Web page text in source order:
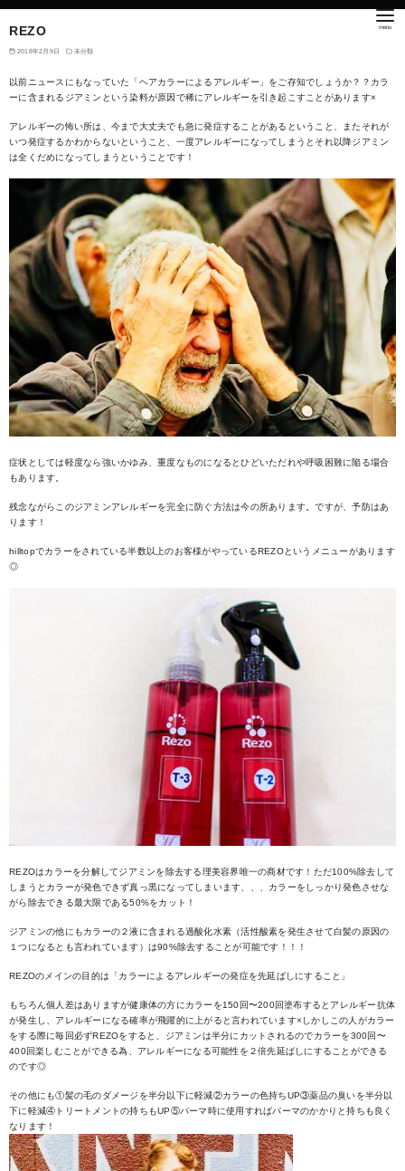
REZO
2018年2月9日 未分類
以前ニュースにもなっていた「ヘアカラーによるアレルギー」をご存知でしょうか？？カラ
ーに含まれるジアミンという染料が原因で稀にアレルギーを引き起こすことがあります×
アレルギーの怖い所は、今まで大丈夫でも急に発症することがあるということ、またそれが
いつ発症するかわからないということ、一度アレルギーになってしまうとそれ以降ジアミン
は全くだめになってしまうということです！
症状としては軽度なら強いかゆみ、重度なものになるとひどいただれや呼吸困難に陥る場合
もあります。
残念ながらこのジアミンアレルギーを完全に防ぐ方法は今の所あります。ですが、予防はあ
ります！
hilltopでカラーをされている半数以上のお客様がやっているREZOというメニューがあります
◎
REZOはカラーを分解してジアミンを除去する理美容界唯一の商材です！ただ100%除去して
しまうとカラーが発色できず真っ黒になってしまいます、、、カラーをしっかり発色させな
がら除去できる最大限である50%をカット！
ジアミンの他にもカラーの２液に含まれる過酸化水素（活性酸素を発生させて白髪の原因の
１つになるとも言われています）は90%除去することが可能です！！！
REZOのメインの目的は「カラーによるアレルギーの発症を先延ばしにすること」
もちろん個人差はありますが健康体の方にカラーを150回〜200回塗布するとアレルギー抗体
が発生し、アレルギーになる確率が飛躍的に上がると言われています×しかしこの人がカラー
をする際に毎回必ずREZOをすると、ジアミンは半分にカットされるのでカラーを300回〜
400回楽しむことができる為、アレルギーになる可能性を２倍先延ばしにすることができる
のです◎
その他にも①髪の毛のダメージを半分以下に軽減②カラーの色持ちUP③薬品の臭いを半分以
下に軽減④トリートメントの持ちもUP⑤パーマ時に使用すればパーマのかかりと持ちも良く
なります！